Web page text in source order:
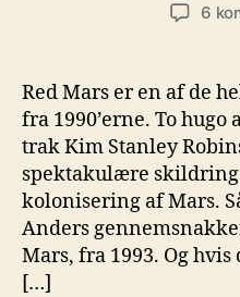
6
Red Mars er en af de
fra 1990’erne. To
trak Kim Stanley
spektakulære skildring
kolonisering af Mars.
Anders
Mars, fra 1993. Og
[…]